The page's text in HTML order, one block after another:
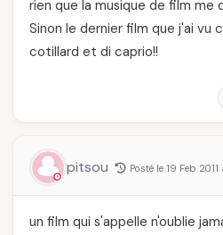
rien que la musique de film me
Sinon le dernier film que j'ai vu
cotillard et di caprio!!
pitsou Posté le 19 Feb 2011
un film qui s'appelle n'oublie